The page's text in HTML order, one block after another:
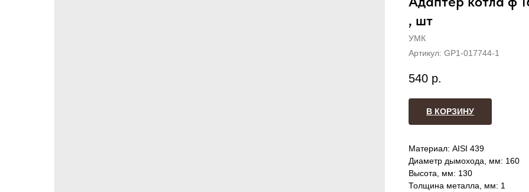
, шт
УМК
Артикул: GP1-017744-1
540 р.
В КОРЗИНУ
Материал: AISI 439
Диаметр дымохода, мм: 160
Высота, мм: 130
Толщина металла, мм: 1